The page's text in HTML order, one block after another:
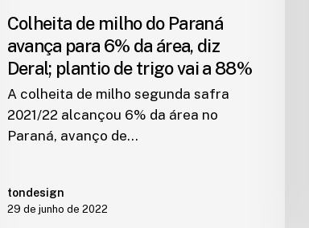
Colheita de milho do Paraná
avança para 6% da área, diz
Deral; plantio de trigo vai a 88%
A colheita de milho segunda safra
2021/22 alcançou 6% da área no
Paraná, avanço de…
tondesign
29 de junho de 2022